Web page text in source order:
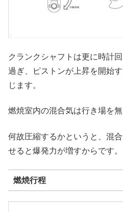
クランクシャフトは更に時計
過ぎ、ピストンが上昇を開始
じます。
燃焼室内の混合気は行き場を
何故圧縮するかというと、混
せると爆発力が増すからです。
燃焼行程